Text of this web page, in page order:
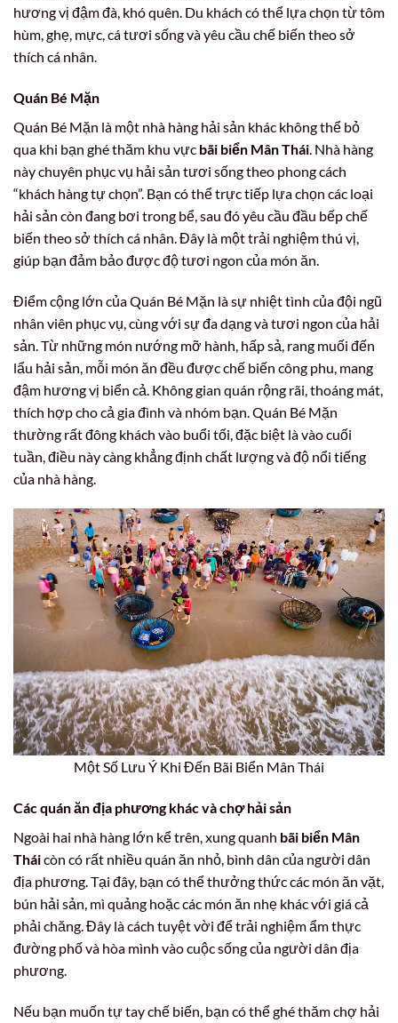
hương vị đậm đà, khó quên. Du khách có thể lựa chọn từ tôm
hùm, ghẹ, mực, cá tươi sống và yêu cầu chế biến theo sở
thích cá nhân.
Quán Bé Mặn
Quán Bé Mặn là một nhà hàng hải sản khác không thể bỏ
qua khi bạn ghé thăm khu vực bãi biển Mân Thái. Nhà hàng
này chuyên phục vụ hải sản tươi sống theo phong cách
“khách hàng tự chọn”. Bạn có thể trực tiếp lựa chọn các loại
hải sản còn đang bơi trong bể, sau đó yêu cầu đầu bếp chế
biến theo sở thích cá nhân. Đây là một trải nghiệm thú vị,
giúp bạn đảm bảo được độ tươi ngon của món ăn.
Điểm cộng lớn của Quán Bé Mặn là sự nhiệt tình của đội ngũ
nhân viên phục vụ, cùng với sự đa dạng và tươi ngon của hải
sản. Từ những món nướng mỡ hành, hấp sả, rang muối đến
lẩu hải sản, mỗi món ăn đều được chế biến công phu, mang
đậm hương vị biển cả. Không gian quán rộng rãi, thoáng mát,
thích hợp cho cả gia đình và nhóm bạn. Quán Bé Mặn
thường rất đông khách vào buổi tối, đặc biệt là vào cuối
tuần, điều này càng khẳng định chất lượng và độ nổi tiếng
của nhà hàng.
Một Số Lưu Ý Khi Đến Bãi Biển Mân Thái
Các quán ăn địa phương khác và chợ hải sản
Ngoài hai nhà hàng lớn kể trên, xung quanh bãi biển Mân
Tháicòn có rất nhiều quán ăn nhỏ, bình dân của người dân
địa phương. Tại đây, bạn có thể thưởng thức các món ăn vặt,
bún hải sản, mì quảng hoặc các món ăn nhẹ khác với giá cả
phải chăng. Đây là cách tuyệt vời để trải nghiệm ẩm thực
đường phố và hòa mình vào cuộc sống của người dân địa
phương.
Nếu bạn muốn tự tay chế biến, bạn có thể ghé thăm chợ hải